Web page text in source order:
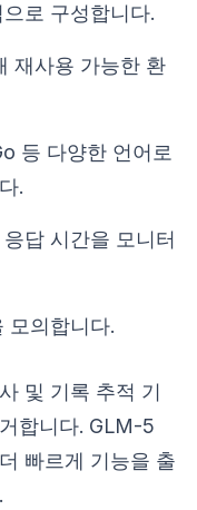
로 구성합니다.
재사용 가능한 환
등 다양한 언어로
.
답 시간을 모니터
모의합니다.
및 기록 추적 기
합니다. GLM-5
빠르게 기능을 출